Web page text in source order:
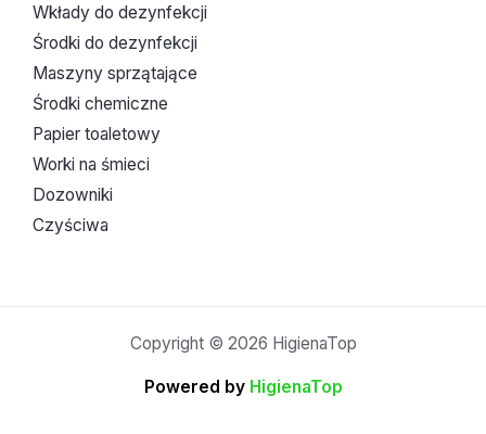
Wkłady do dezynfekcji
Środki do dezynfekcji
Maszyny sprzątające
Środki chemiczne
Papier toaletowy
Worki na śmieci
Dozowniki
Czyściwa
Copyright © 2026 HigienaTop
Powered byHigienaTop